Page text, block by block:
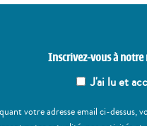
Inscrivez-vous à notre
J'ai lu et
votre adresse email ci-dessus,